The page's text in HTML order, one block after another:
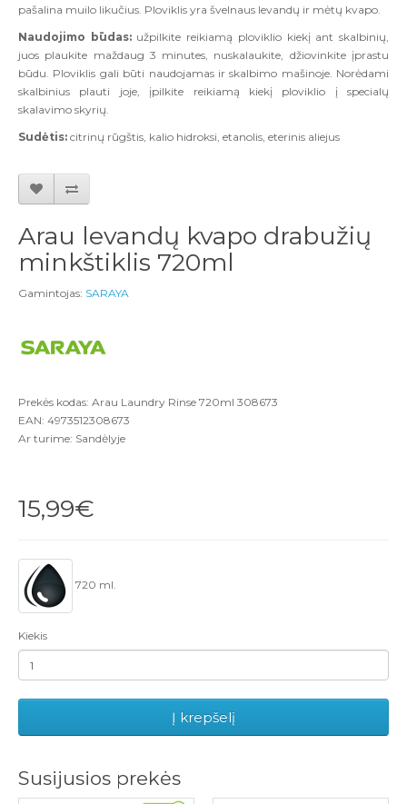
pašalina muilo likučius. Ploviklis yra švelnaus levandų ir mėtų kvapo.
Naudojimo būdas:užpilkite reikiamą ploviklio kiekį ant skalbinių,
juos plaukite maždaug 3 minutes, nuskalaukite, džiovinkite įprastu
būdu. Ploviklis gali būti naudojamas ir skalbimo mašinoje. Norėdami
skalbinius plauti joje, įpilkite reikiamą kiekį ploviklio į specialų
skalavimo skyrių.
Sudėtis: citrinų rūgštis, kalio hidroksi, etanolis, eterinis aliejus
Arau levandų kvapo drabužių
minkštiklis 720ml
Gamintojas: SARAYA
Prekės kodas: Arau Laundry Rinse 720ml 308673
EAN: 4973512308673
Ar turime: Sandėlyje
15,99€
720 ml.
Kiekis
Į krepšelį
Susijusios prekės